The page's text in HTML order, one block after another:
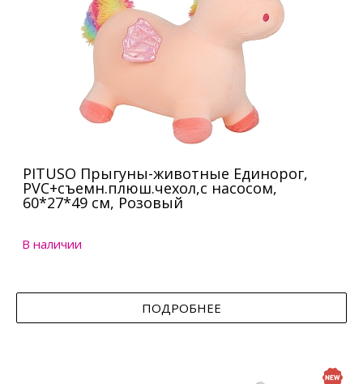
PITUSO Прыгуны-животные Единорог,
PVC+съемн.плюш.чехол,с насосом,
60*27*49 см, Розовый
В наличии
ПОДРОБНЕЕ